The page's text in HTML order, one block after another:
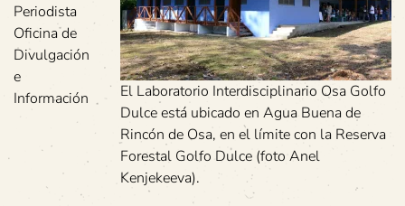
El Laboratorio Interdisciplinario Osa Golfo
Dulce está ubicado en Agua Buena de
Rincón de Osa, en el límite con la Reserva
Forestal Golfo Dulce (foto Anel
Kenjekeeva).
Periodista
Oficina de
Divulgación
e
Información